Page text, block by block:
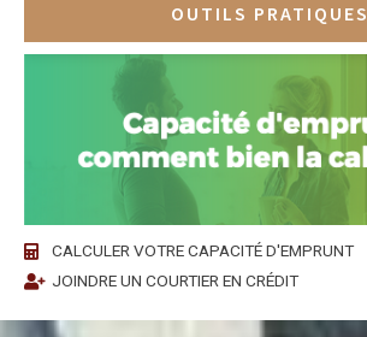
OUTILS PRATIQUES
CALCULER VOTRE CAPACITÉ D'EMPRUNT
JOINDRE UN COURTIER EN CRÉDIT